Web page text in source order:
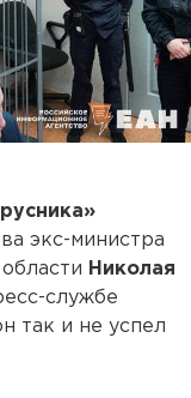
экс-министра
Николая
службе
так и не успел